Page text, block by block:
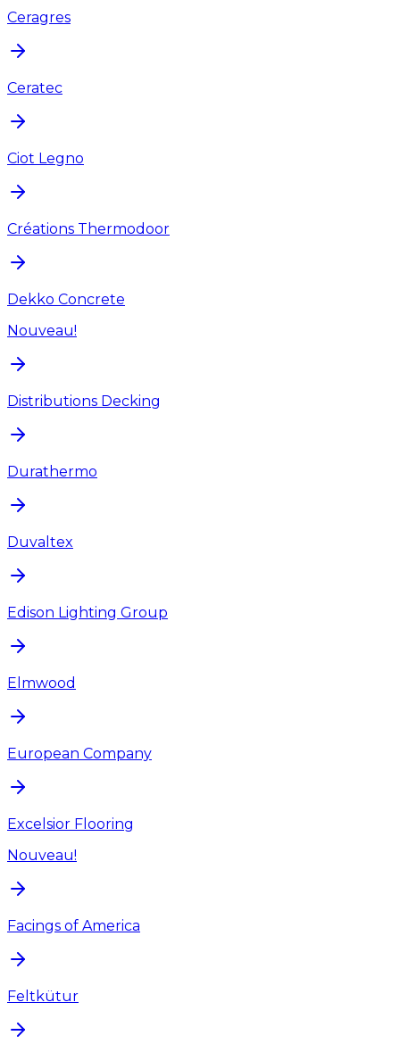
Ceragres
Ceratec
Ciot Legno
Créations Thermodoor
Dekko Concrete
Nouveau!
Distributions Decking
Durathermo
Duvaltex
Edison Lighting Group
Elmwood
European Company
Excelsior Flooring
Nouveau!
Facings of America
Feltkütur